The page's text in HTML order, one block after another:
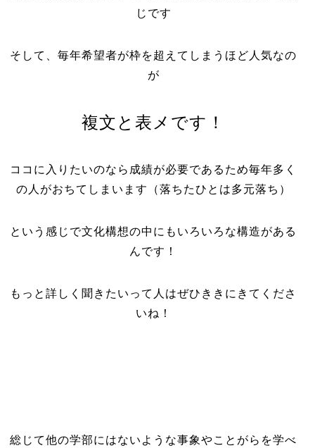
じです
そして、毎年希望者が枠を超えてしまうほど人気なの
が
複文と表メです！
ココに入りたいのなら成績が必要であるため毎年多く
の人がおちてしまいます（落ちたひとは多元落ち）
という感じで文化構想の中にもいろいろな構造がある
んです！
もっと詳しく聞きたいって人はぜひききにきてくださ
いね！
総じて他の学部にはないような事象やことがらを学べ